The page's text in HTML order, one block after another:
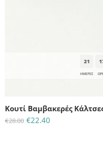
21
ΗΜΈΡΕΣ
Κουτί Βαμβακερές
€28.00 €22.40